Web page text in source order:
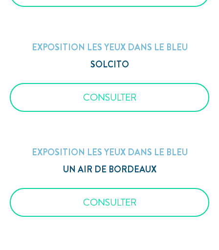
EXPOSITION LES YEUX DANS LE BLEU
SOLCITO
CONSULTER
EXPOSITION LES YEUX DANS LE BLEU
UN AIR DE BORDEAUX
CONSULTER